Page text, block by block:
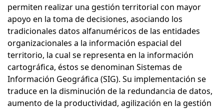
permiten realizar una gestión territorial con mayor
apoyo en la toma de decisiones, asociando los
tradicionales datos alfanuméricos de las entidades
organizacionales a la información espacial del
territorio, la cual se representa en la información
cartográfica, éstos se denominan Sistemas de
Información Geográfica (SIG). Su implementación se
traduce en la disminución de la redundancia de datos,
aumento de la productividad, agilización en la gestión